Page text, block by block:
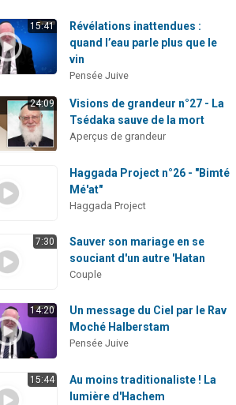
15:41
Révélations inattendues :
quand l’eau parle plus que le
vin
Pensée Juive
24:09
Visions de grandeur n°27 - La
Tsédaka sauve de la mort
Aperçus de grandeur
Haggada Project n°26 - "Bimté
Mé'at"
Haggada Project
7:30
Sauver son mariage en se
souciant d'un autre 'Hatan
Couple
14:20
Un message du Ciel par le Rav
Moché Halberstam
Pensée Juive
15:44
Au moins traditionaliste ! La
lumière d'Hachem